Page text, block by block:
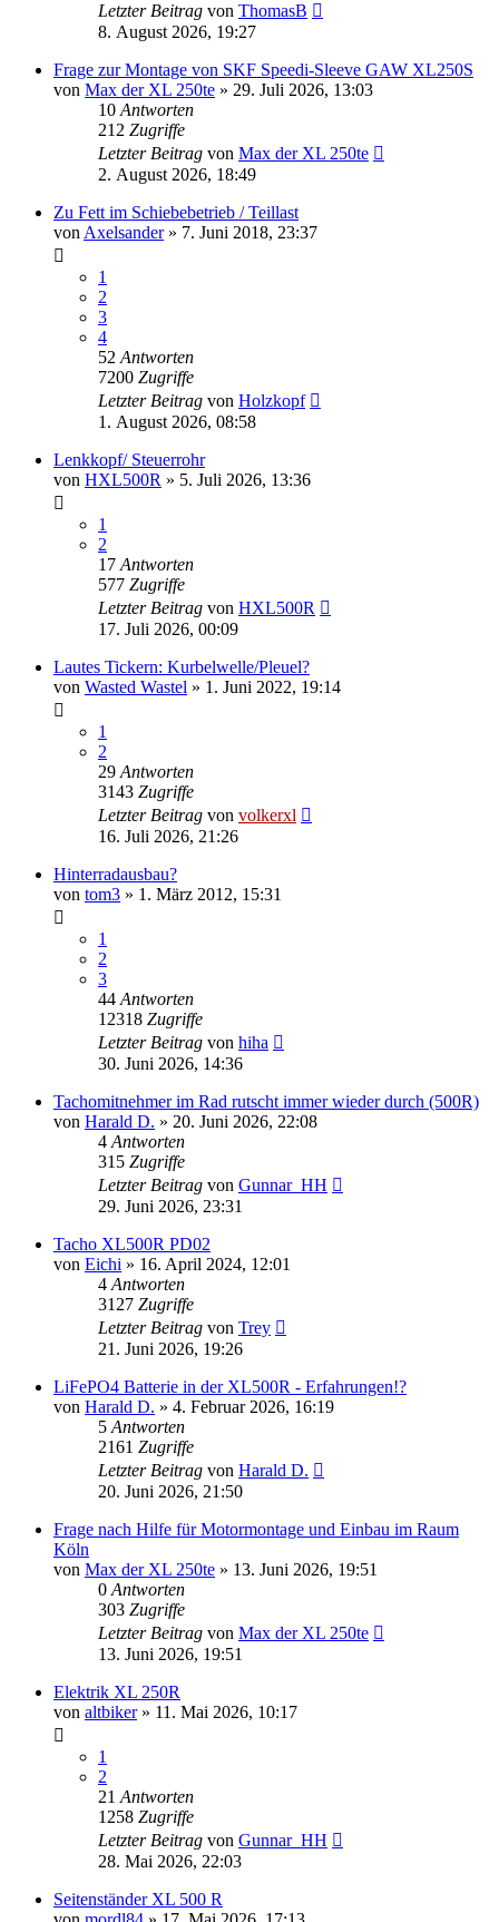
Letzter Beitrag von ThomasB
8. August 2026, 19:27
Frage zur Montage von SKF Speedi-Sleeve GAW XL250S
von Max der XL 250te » 29. Juli 2026, 13:03
10 Antworten
212 Zugriffe
Letzter Beitrag von Max der XL 250te
2. August 2026, 18:49
Zu Fett im Schiebebetrieb / Teillast
von Axelsander» 7. Juni 2018, 23:37
1
2
3
4
52 Antworten
7200 Zugriffe
Letzter Beitrag von Holzkopf
1. August 2026, 08:58
Lenkkopf/ Steuerrohr
von HXL500R » 5. Juli 2026, 13:36
1
2
17 Antworten
577 Zugriffe
Letzter Beitrag von HXL500R
17. Juli 2026, 00:09
Lautes Tickern: Kurbelwelle/Pleuel?
von Wasted Wastel » 1. Juni 2022, 19:14
1
2
29 Antworten
3143 Zugriffe
Letzter Beitrag von volkerxl
16. Juli 2026, 21:26
Hinterradausbau?
von tom3 » 1. März 2012, 15:31
1
2
3
44 Antworten
12318 Zugriffe
Letzter Beitrag von hiha
30. Juni 2026, 14:36
Tachomitnehmer im Rad rutscht immer wieder durch (500R)
von Harald D. » 20. Juni 2026, 22:08
4 Antworten
315 Zugriffe
Letzter Beitrag von Gunnar_HH
29. Juni 2026, 23:31
Tacho XL500R PD02
von Eichi » 16. April 2024, 12:01
4 Antworten
3127 Zugriffe
Letzter Beitrag von Trey
21. Juni 2026, 19:26
LiFePO4 Batterie in der XL500R - Erfahrungen!?
von Harald D. » 4. Februar 2026, 16:19
5 Antworten
2161 Zugriffe
Letzter Beitrag von Harald D.
20. Juni 2026, 21:50
Frage nach Hilfe für Motormontage und Einbau im Raum
Köln
von Max der XL 250te » 13. Juni 2026, 19:51
0 Antworten
303 Zugriffe
Letzter Beitrag von Max der XL 250te
13. Juni 2026, 19:51
Elektrik XL 250R
von altbiker» 11. Mai 2026, 10:17
1
2
21 Antworten
1258 Zugriffe
Letzter Beitrag von Gunnar_HH
28. Mai 2026, 22:03
Seitenständer XL 500 R